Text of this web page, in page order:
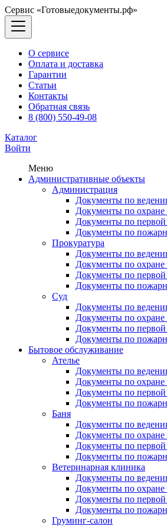
Сервис «Готовыедокументы.рф»
О сервисе
Оплата и доставка
Гарантии
Статьи
Контакты
Обратная связь
8 (800) 550-49-08
Каталог
Войти
Меню
Административные объекты
Администрация
Документы по
Документы по охране
Документы по
Документы по
Прокуратура
Документы по
Документы по охране
Документы по
Документы по
Суд
Документы по
Документы по охране
Документы по
Документы по
Бытовое обслуживание
Ателье
Документы по
Документы по охране
Документы по
Документы по
Баня
Документы по
Документы по охране
Документы по
Документы по
Ветеринарная клиника
Документы по
Документы по охране
Документы по
Документы по
Груминг-салон